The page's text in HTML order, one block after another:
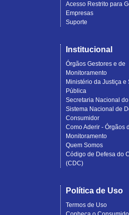
Acesso Restrito para
Empresas
Suporte
Institucional
Órgãos Gestores e de
Monitoramento
Ministério da Justiça e
Pública
Secretaria Nacional
Sistema Nacional de
Consumidor
Como Aderir - Órgãos
Monitoramento
Quem Somos
Código de Defesa do
(CDC)
Política de Uso
Termos de Uso